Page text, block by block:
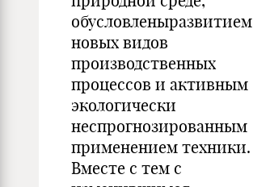
обусловленыразвитием
новых видов
производственных
процессов и активным
экологически
неспрогнозированным
применением техники.
Вместе с тем с